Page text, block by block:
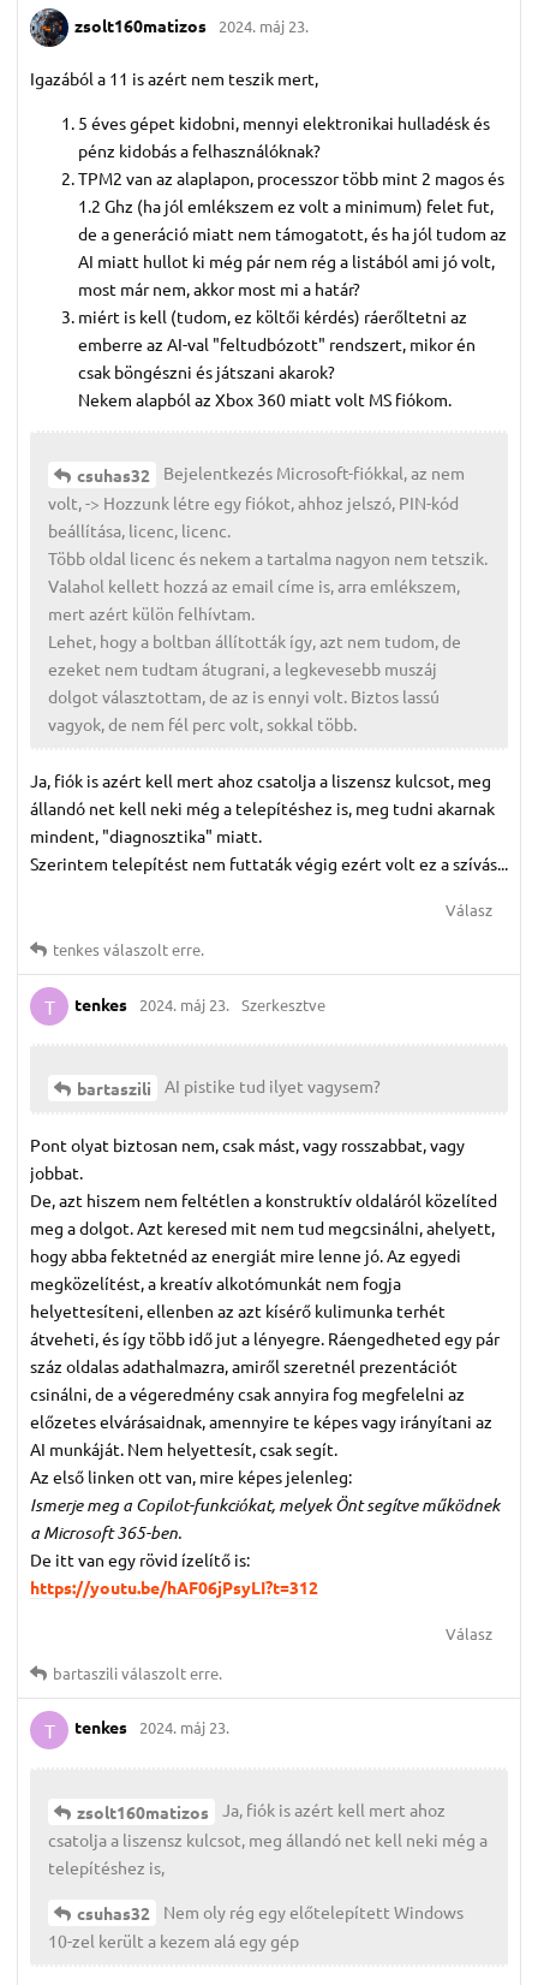
zsolt160matizos 2024. máj 23.
Igazából a 11 is azért nem teszik mert,
5 éves gépet kidobni, mennyi elektronikai hulladésk és
pénz kidobás a felhasználóknak?
TPM2 van az alaplapon, processzor több mint 2 magos és
1.2 Ghz (ha jól emlékszem ez volt a minimum) felet fut,
de a generáció miatt nem támogatott, és ha jól tudom az
AI miatt hullot ki még pár nem rég a listából ami jó volt,
most már nem, akkor most mi a határ?
miért is kell (tudom, ez költői kérdés) ráerőltetni az
emberre az AI-val "feltudbózott" rendszert, mikor én
csak böngészni és játszani akarok?
Nekem alapból az Xbox 360 miatt volt MS fiókom.
csuhas32
Bejelentkezés Microsoft-fiókkal, az nem
volt, -> Hozzunk létre egy fiókot, ahhoz jelszó, PIN-kód
beállítása, licenc, licenc.
Több oldal licenc és nekem a tartalma nagyon nem tetszik.
Valahol kellett hozzá az email címe is, arra emlékszem,
mert azért külön felhívtam.
Lehet, hogy a boltban állították így, azt nem tudom, de
ezeket nem tudtam átugrani, a legkevesebb muszáj
dolgot választottam, de az is ennyi volt. Biztos lassú
vagyok, de nem fél perc volt, sokkal több.
Ja, fiók is azért kell mert ahoz csatolja a liszensz kulcsot, meg
állandó net kell neki még a telepítéshez is, meg tudni akarnak
mindent, "diagnosztika" miatt.
Szerintem telepítést nem futtaták végig ezért volt ez a szívás...
Válasz
tenkesválaszolt erre.
T tenkes 2024. máj 23. Szerkesztve
bartaszili AI pistike tud ilyet vagysem?
Pont olyat biztosan nem, csak mást, vagy rosszabbat, vagy
jobbat.
De, azt hiszem nem feltétlen a konstruktív oldaláról közelíted
meg a dolgot. Azt keresed mit nem tud megcsinálni, ahelyett,
hogy abba fektetnéd az energiát mire lenne jó. Az egyedi
megközelítést, a kreatív alkotómunkát nem fogja
helyettesíteni, ellenben az azt kísérő kulimunka terhét
átveheti, és így több idő jut a lényegre. Ráengedheted egy pár
száz oldalas adathalmazra, amiről szeretnél prezentációt
csinálni, de a végeredmény csak annyira fog megfelelni az
előzetes elvárásaidnak, amennyire te képes vagy irányítani az
AI munkáját. Nem helyettesít, csak segít.
Az első linken ott van, mire képes jelenleg:
Ismerje meg a Copilot-funkciókat, melyek Önt segítve működnek
a Microsoft 365-ben.
De itt van egy rövid ízelítő is:
https://youtu.be/hAF06jPsyLI?t=312
Válasz
bartasziliválaszolt erre.
T tenkes 2024. máj 23.
zsolt160matizos
Ja, fiók is azért kell mert ahoz
csatolja a liszensz kulcsot, meg állandó net kell neki még a
telepítéshez is,
csuhas32
Nem oly rég egy előtelepített Windows
10-zel került a kezem alá egy gép